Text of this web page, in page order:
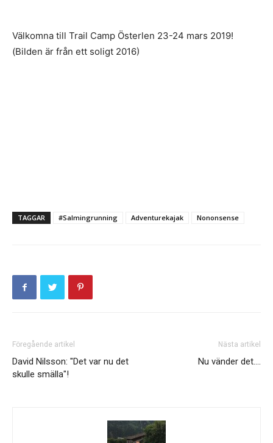
Välkomna till Trail Camp Österlen 23-24 mars 2019!
(Bilden är från ett soligt 2016)
TAGGAR #Salmingrunning Adventurekajak Nononsense
Föregående artikel
David Nilsson: "Det var nu det
skulle smälla"!
Nästa artikel
Nu vänder det….